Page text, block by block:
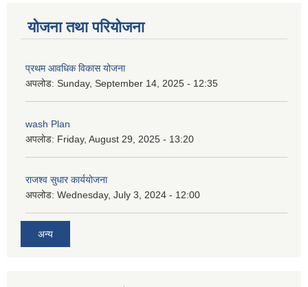
योजना तथा परियोजना
प्रथम आवधिक विकास योजना
अपलोड: Sunday, September 14, 2025 - 12:35
wash Plan
अपलोड: Friday, August 29, 2025 - 13:20
राजश्व सुधार कार्ययोजना
अपलोड: Wednesday, July 3, 2024 - 12:00
अन्य